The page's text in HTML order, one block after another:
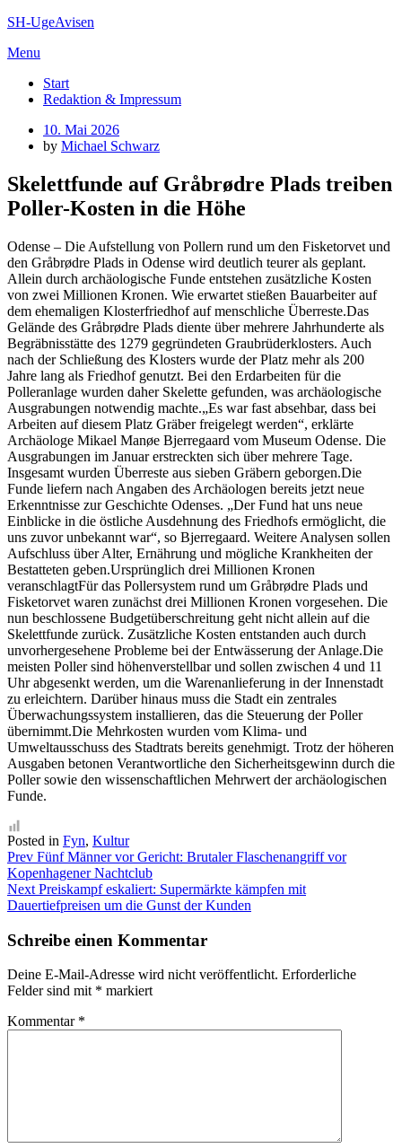
Skip
content
SH-UgeAvisen
Menu
Start
Redaktion & Impressum
Posted
on
10. Mai 2026
by Michael Schwarz
Skelettfunde auf Gråbrødre Plads treiben
Poller-Kosten in die Höhe
Odense – Die Aufstellung von Pollern rund um den Fisketorvet und
den Gråbrødre Plads in Odense wird deutlich teurer als geplant.
Allein durch archäologische Funde entstehen zusätzliche Kosten
von zwei Millionen Kronen. Wie erwartet stießen Bauarbeiter auf
dem ehemaligen Klosterfriedhof auf menschliche Überreste.Das
Gelände des Gråbrødre Plads diente über mehrere Jahrhunderte als
Begräbnisstätte des 1279 gegründeten Graubrüderklosters. Auch
nach der Schließung des Klosters wurde der Platz mehr als 200
Jahre lang als Friedhof genutzt. Bei den Erdarbeiten für die
Polleranlage wurden daher Skelette gefunden, was archäologische
Ausgrabungen notwendig machte.„Es war fast absehbar, dass bei
Arbeiten auf diesem Platz Gräber freigelegt werden“, erklärte
Archäologe Mikael Manøe Bjerregaard vom Museum Odense. Die
Ausgrabungen im Januar erstreckten sich über mehrere Tage.
Insgesamt wurden Überreste aus sieben Gräbern geborgen.Die
Funde liefern nach Angaben des Archäologen bereits jetzt neue
Erkenntnisse zur Geschichte Odenses. „Der Fund hat uns neue
Einblicke in die östliche Ausdehnung des Friedhofs ermöglicht, die
uns zuvor unbekannt war“, so Bjerregaard. Weitere Analysen sollen
Aufschluss über Alter, Ernährung und mögliche Krankheiten der
Bestatteten geben.Ursprünglich drei Millionen Kronen
veranschlagtFür das Pollersystem rund um Gråbrødre Plads und
Fisketorvet waren zunächst drei Millionen Kronen vorgesehen. Die
nun beschlossene Budgetüberschreitung geht nicht allein auf die
Skelettfunde zurück. Zusätzliche Kosten entstanden auch durch
unvorhergesehene Probleme bei der Entwässerung der Anlage.Die
meisten Poller sind höhenverstellbar und sollen zwischen 4 und 11
Uhr abgesenkt werden, um die Warenanlieferung in der Innenstadt
zu erleichtern. Darüber hinaus muss die Stadt ein zentrales
Überwachungssystem installieren, das die Steuerung der Poller
übernimmt.Die Mehrkosten wurden vom Klima- und
Umweltausschuss des Stadtrats bereits genehmigt. Trotz der höheren
Ausgaben betonen Verantwortliche den Sicherheitsgewinn durch die
Poller sowie den wissenschaftlichen Mehrwert der archäologischen
Funde.
Posted in Fyn, Kultur
Beitragsnavigation
Prev Fünf Männer vor Gericht: Brutaler Flaschenangriff vor
Kopenhagener Nachtclub
Next Preiskampf eskaliert: Supermärkte kämpfen mit
Dauertiefpreisen um die Gunst der Kunden
Schreibe einen Kommentar
Deine E-Mail-Adresse wird nicht veröffentlicht. Erforderliche
Felder sind mit * markiert
Kommentar *